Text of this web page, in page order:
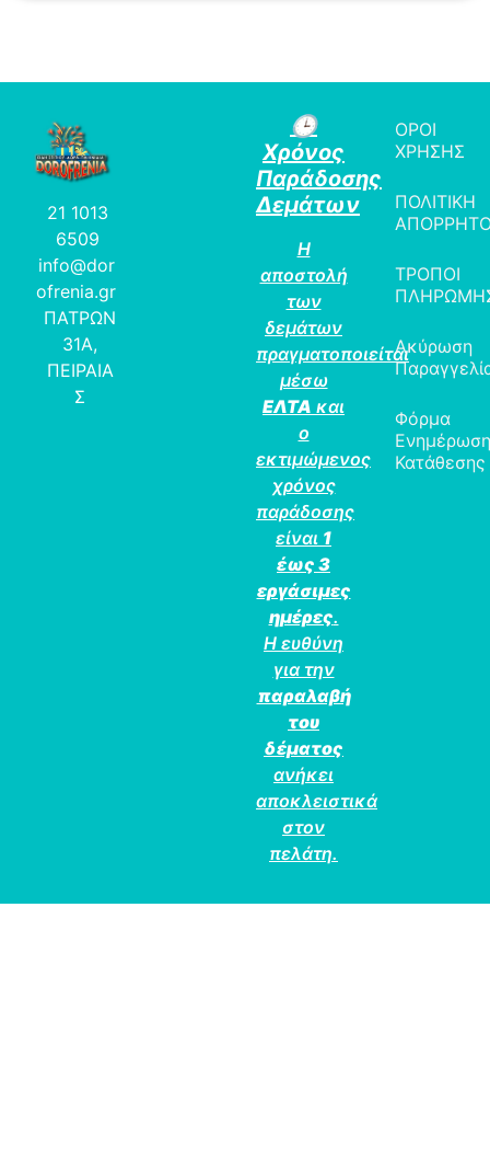
21 1013
6509
info@dor
ofrenia.gr
ΠΑΤΡΩΝ
31Α,
ΠΕΙΡΑΙΑ
Σ
🕒
Χρόνος
Παράδοσης
Δεμάτων
Η
αποστολή
των
δεμάτων
πραγματοποιείται
μέσω
ΕΛΤΑ και
ο
εκτιμώμενος
χρόνος
παράδοσης
είναι 1
έως 3
εργάσιμες
ημέρες.
Η ευθύνη
για την
παραλαβή
του
δέματος
ανήκει
αποκλειστικά
στον
πελάτη.
ΟΡΟΙ
ΧΡΗΣΗΣ
ΠΟΛΙΤΙΚΗ
ΤΡΟΠΟΙ
Ακύρωση
Φόρμα
Κατάθεσης